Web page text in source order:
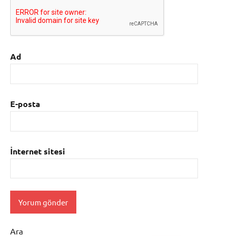
Ad
E-posta
İnternet sitesi
Ara